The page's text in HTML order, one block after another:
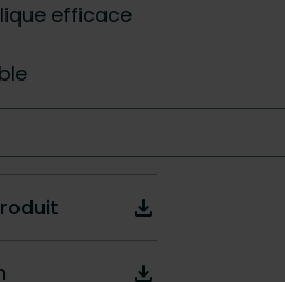
efficace